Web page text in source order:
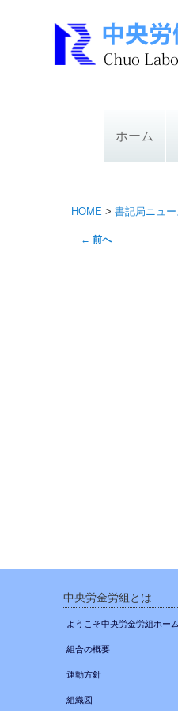
ホーム
HOME > 書記局ニュー
投
← 前へ
中央労金労組とは
ようこそ中央労金労組ホー
組合の概要
運動方針
組織図